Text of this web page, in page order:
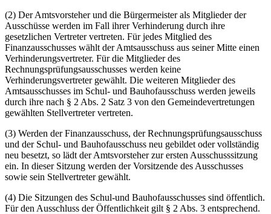
(2) Der Amtsvorsteher und die Bürgermeister als Mitglieder der
Ausschüsse werden im Fall ihrer Verhinderung durch ihre
gesetzlichen Vertreter vertreten. Für jedes Mitglied des
Finanzausschusses wählt der Amtsausschuss aus seiner Mitte einen
Verhinderungsvertreter. Für die Mitglieder des
Rechnungsprüfungsausschusses werden keine
Verhinderungsvertreter gewählt. Die weiteren Mitglieder des
Amtsausschusses im Schul- und Bauhofausschuss werden jeweils
durch ihre nach § 2 Abs. 2 Satz 3 von den Gemeindevertretungen
gewählten Stellvertreter vertreten.
(3) Werden der Finanzausschuss, der Rechnungsprüfungsausschuss
und der Schul- und Bauhofausschuss neu gebildet oder vollständig
neu besetzt, so lädt der Amtsvorsteher zur ersten Ausschusssitzung
ein. In dieser Sitzung werden der Vorsitzende des Ausschusses
sowie sein Stellvertreter gewählt.
(4) Die Sitzungen des Schul-und Bauhofausschusses sind öffentlich.
Für den Ausschluss der Öffentlichkeit gilt § 2 Abs. 3 entsprechend.